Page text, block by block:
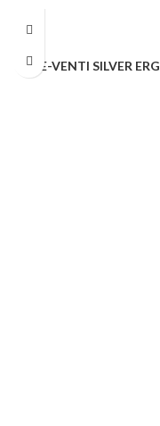
E-VENTI SILVER